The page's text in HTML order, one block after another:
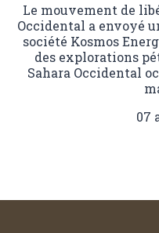
Le mouvement de
Occidental a envoyé
société Kosmos
des explorations
Sahara Occidental
07